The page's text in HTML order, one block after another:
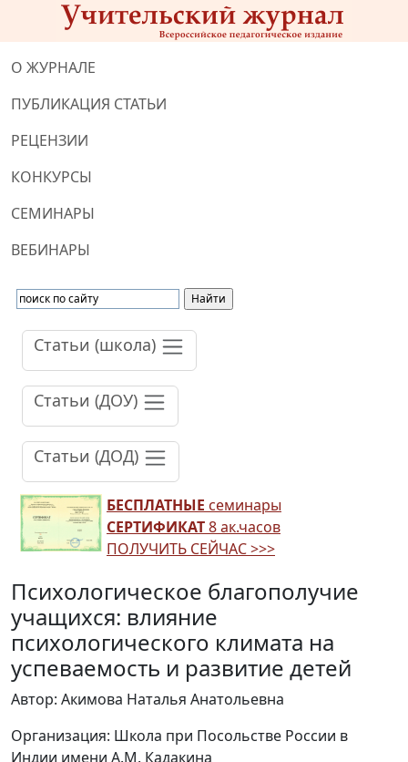
О ЖУРНАЛЕ
ПУБЛИКАЦИЯ СТАТЬИ
РЕЦЕНЗИИ
КОНКУРСЫ
СЕМИНАРЫ
ВЕБИНАРЫ
Статьи (школа)
Статьи (ДОУ)
Статьи (ДОД)
БЕСПЛАТНЫЕ семинары
СЕРТИФИКАТ8 ак.часов
ПОЛУЧИТЬ СЕЙЧАС >>>
Психологическое благополучие
учащихся: влияние
психологического климата на
успеваемость и развитие детей
Автор: Акимова Наталья Анатольевна
Организация: Школа при Посольстве России в
Индии имени А.М. Кадакина